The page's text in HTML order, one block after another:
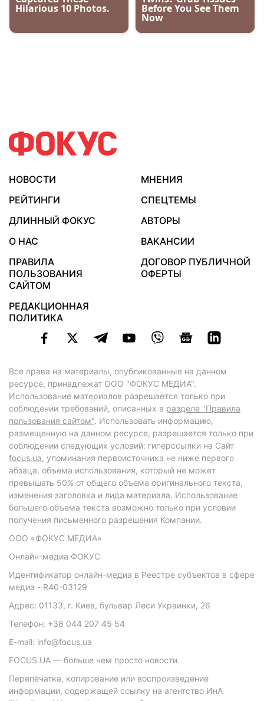
НОВОСТИ
МНЕНИЯ
РЕЙТИНГИ
СПЕЦТЕМЫ
ДЛИННЫЙ ФОКУС
АВТОРЫ
О НАС
ВАКАНСИИ
ПРАВИЛА
ПОЛЬЗОВАНИЯ
САЙТОМ
ДОГОВОР ПУБЛИЧНОЙ
ОФЕРТЫ
РЕДАКЦИОННАЯ
ПОЛИТИКА
Все права на материалы, опубликованные на данном
ресурсе, принадлежат ООО "ФОКУС МЕДИА".
Использование материалов разрешается только при
соблюдении требований, описанных в разделе "Правила
пользования сайтом". Использовать информацию,
размещенную на данном ресурсе, разрешается только при
соблюдении следующих условий: гиперссылки на Сайт
focus.ua, упоминания первоисточника не ниже первого
абзаца, объема использования, который не может
превышать 50% от общего объема оригинального текста,
изменения заголовка и лида материала. Использование
большего объема текста возможно только при условии
получения письменного разрешения Компании.
ООО «ФОКУС МЕДИА»
Онлайн-медиа ФОКУС
Идентификатор онлайн-медиа в Реестре субъектов в сфере
медиа - R40-03129
Адрес: 01133, г. Киев, бульвар Леси Украинки, 26
Телефон: +38 044 207 45 54
E-mail: info@focus.ua
FOCUS.UA — больше чем просто новости.
Перепечатка, копирование или воспроизведение
информации, содержащей ссылку на агентство ИнА